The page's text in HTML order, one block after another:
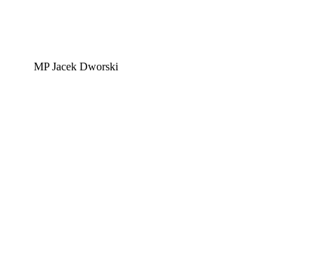
MP Jacek Dworski